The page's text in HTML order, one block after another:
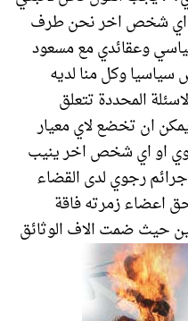
اي شخص اخر نحن طرف
وعقائدي مع مسعود
وكل منا لديه
المحددة تتعلق
ان تخضع لاي معيار
او اي شخص اخر ينيب
رجوي لدى القضاء
اعضاء زمرته فاقة
حيث ضمت الاف الوثائق